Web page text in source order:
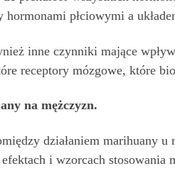
hormonami płciowymi a
inne czynniki mające
receptory mózgowe, które
na mężczyzn.
działaniem marihuany
i wzorcach